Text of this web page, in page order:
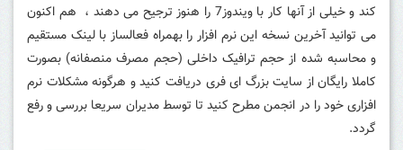
کند و خیلی از آنها کار با ویندوز7 را هنوز ترجیح می دهند ، هم اکنون
می توانید آخرین نسخه این نرم افزار را بهمراه فعالساز با لینک مستقیم
و محاسبه شده از حجم ترافیک داخلی (حجم مصرف منصفانه) بصورت
کاملا رایگان از سایت بزرگ ای فری دریافت کنید و هرگونه مشکلات نرم
افزاری خود را در انجمن مطرح کنید تا توسط مدیران سریعا بررسی و رفع
گردد.